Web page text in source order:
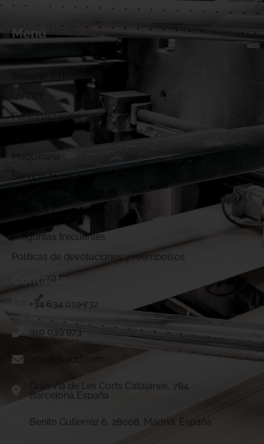
Menú
UV DTF
Personalización
Maquinaria
Servicio técnico
¿Cómo funcionamos?
Preguntas frecuentes
Politicas de devoluciones y reembolsos
Contacto
+34 634 019 732
910 039 973
info@vivadtf.com
Gran Vía de Les Corts Catalanes, 784.
Barcelona,España
Benito Gutierrez 6, 28008, Madrid, España